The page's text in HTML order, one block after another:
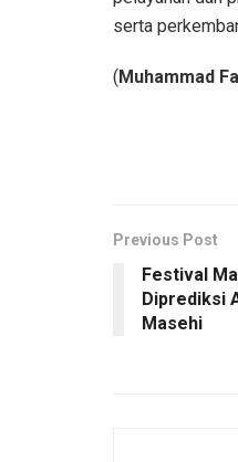
serta
(Muhammad
Previous Post
Festival
Diprediksi
Masehi